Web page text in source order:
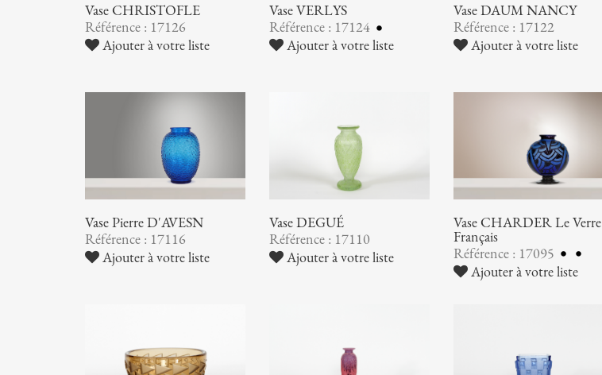
Vase CHRISTOFLE
Référence : 17126
Ajouter à votre liste
Vase VERLYS
Référence : 17124
Ajouter à votre liste
Vase DAUM NANCY
Référence : 17122
Ajouter à votre liste
Vase Pierre D'AVESN
Référence : 17116
Ajouter à votre liste
Vase DEGUÉ
Référence : 17110
Ajouter à votre liste
Vase CHARDER Le Verre
Français
Référence : 17095
Ajouter à votre liste